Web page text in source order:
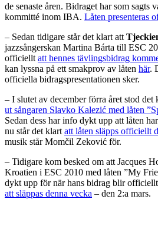
de senaste åren. Bidraget har som sagts
kommitté inom IBA. Låten presenteras
– Sedan tidigare står det klart att
jazzsångerskan Martina Bárta till ESC
officiellt att hennes tävlingsbidrag
kan lyssna på ett smakprov av låten här.
officiella bidragspresentationen sker.
– I slutet av december förra året stod det
ut sångaren Slavko Kalezić med låten
Sedan dess har info dykt upp att låten
nu står det klart att låten släpps officiellt
musik står Momčil Zeković för.
– Tidigare kom besked om att Jacques
Kroatien i ESC 2010 med låten ”My
dykt upp för när hans bidrag blir
att släppas denna vecka – den 2:a mars.